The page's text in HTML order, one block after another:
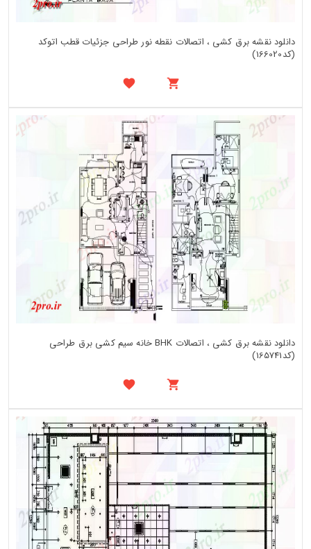
دانلود نقشه برق کشی ، اتصالات نقطه نور طراحی جزئیات قطب اتوکد
(کد166020)
دانلود نقشه برق کشی ، اتصالات BHK خانه سیم کشی برق طراحی
(کد165741)